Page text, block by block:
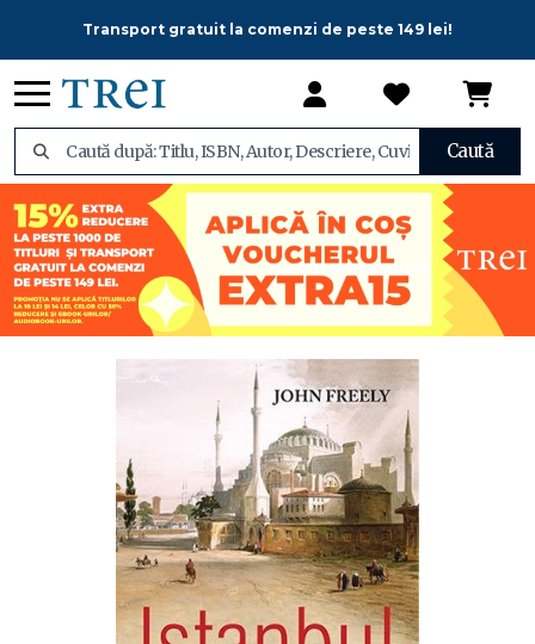
Transport gratuit la comenzi de peste 149 lei!
Caută